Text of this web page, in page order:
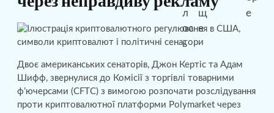
Двоє американських сенаторів, Джон Кертіс та Адам
Шифф, звернулися до Комісії з торгівлі товарними
ф’ючерсами (CFTC) з вимогою розпочати розслідування
проти криптовалютної платформи Polymarket через